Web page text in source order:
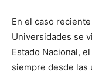
En el caso
Universidades se
Estado Nacional,
siempre desde las